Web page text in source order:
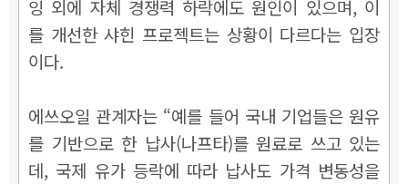
잉 외에 자체 경쟁력 하락에도 원인이 있으며, 이
를 개선한 샤힌 프로젝트는 상황이 다르다는 입장
이다.
에쓰오일 관계자는 “예를 들어 국내 기업들은 원유
를 기반으로 한 납사(나프타)를 원료로 쓰고 있는
데, 국제 유가 등락에 따라 납사도 가격 변동성을